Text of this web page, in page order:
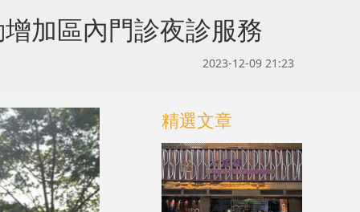
加區內門診夜診服務
2023-12-09 21:23
精選文章